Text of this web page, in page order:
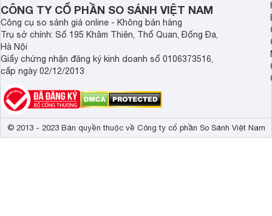
Nếu em bé nhà bạn đang trong độ tuổi ăn dặm thì bộ túi
thứ hoa quả cho bé ăn vào đây rồi đưa bé mút và yên tâm
phải bã hay hạt.
10. Đai an toàn cho bé
Khi bé tham gia giao thông cùng bạn ngoài mũ bảo hiểm
luôn bên cạnh bạn và đảm bảo trường hợp bé ngủ gật cũng
Trên đây là 10 dụng cụ an toàn tối thiểu mẹ cần có khi nuôi
quên luônso sánh giádụng cụ an toàn tại cổng thông tin
kiệm tiền bạc, thời gian và công sức.
CÔNG TY CỔ PHẦN SO SÁNH VIỆT NAM
Công cụ so sánh giá online - Không bán hàng
Trụ sở chính: Số 195 Khâm Thiên, Thổ Quan, Đống Đa,
Hà Nội
Giấy chứng nhận đăng ký kinh doanh số 0106373516,
cấp ngày 02/12/2013
© 2013 - 2023 Bản quyền thuộc về Công ty cổ phần So Sánh Việt Nam